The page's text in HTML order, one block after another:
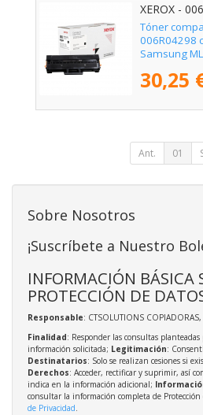
XEROX -
Tóner
006R04298
Samsung
30,25
Ant. 01
Sobre Nosotros
¡Suscríbete a Nuestro
INFORMACIÓN BÁSICA
PROTECCIÓN DE
Responsable: CTSOLUTIONS
Finalidad: Responder las consultas
información solicitada; Legitimación:
Destinatarios: Solo se realizan cesiones si
Derechos: Acceder, rectificar y suprimir, así
indica en la información adicional;
consultar la información completa de
de Privacidad.